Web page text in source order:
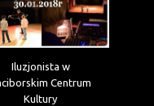
Iluzjonista w
Centrum
Kultury